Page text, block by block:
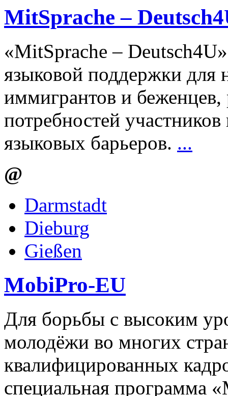
MitSprache –
«MitSprache –
языковой поддержки для
иммигрантов и беженцев,
потребностей
языковых барьеров. ...
@
Darmstadt
Dieburg
Gießen
MobiPro-EU
Для борьбы с высоким
молодёжи во многих
квалифицированных
специальная программа